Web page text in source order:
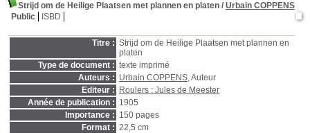
Strijd om de Heilige Plaatsen met plannen en platen / Urbain COPPENS
Public
ISBD
Titre : Strijd om de Heilige Plaatsen met plannen en
platen
Type de document : texte imprimé
Auteurs : Urbain COPPENS, Auteur
Editeur :
Roulers : Jules de Meester
Année de publication : 1905
Importance : 150 pages
Format : 22,5 cm